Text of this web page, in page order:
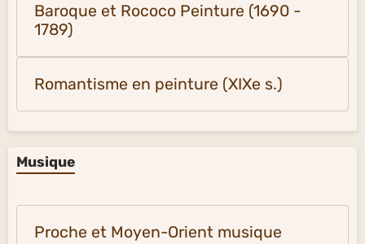
Baroque et Rococo Peinture (1690 -
1789)
Romantisme en peinture (XIXe s.)
Musique
Proche et Moyen-Orient musique